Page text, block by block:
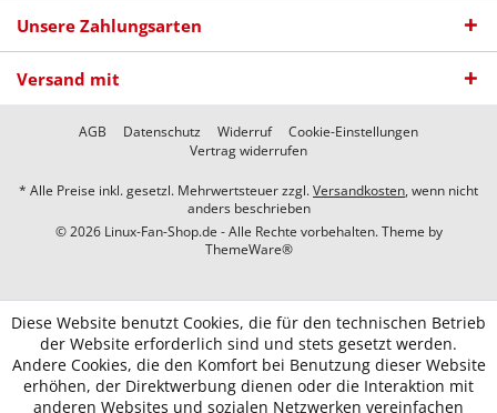
Unsere Zahlungsarten
Versand mit
AGB Datenschutz Widerruf
Cookie-Einstellungen
Vertrag widerrufen
* Alle Preise inkl. gesetzl. Mehrwertsteuer zzgl.Versandkosten, wenn nicht
anders beschrieben
© 2026 Linux-Fan-Shop.de - Alle Rechte vorbehalten. Theme by
ThemeWare®
Diese Website benutzt Cookies, die für den technischen Betrieb
der Website erforderlich sind und stets gesetzt werden.
Andere Cookies, die den Komfort bei Benutzung dieser Website
erhöhen, der Direktwerbung dienen oder die Interaktion mit
anderen Websites und sozialen Netzwerken vereinfachen